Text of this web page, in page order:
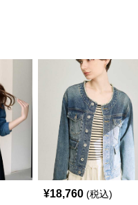
¥18,760 (税込)